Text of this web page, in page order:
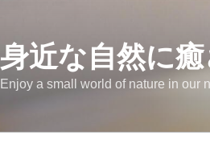
身近な自然に
Enjoy a small world of nature in our